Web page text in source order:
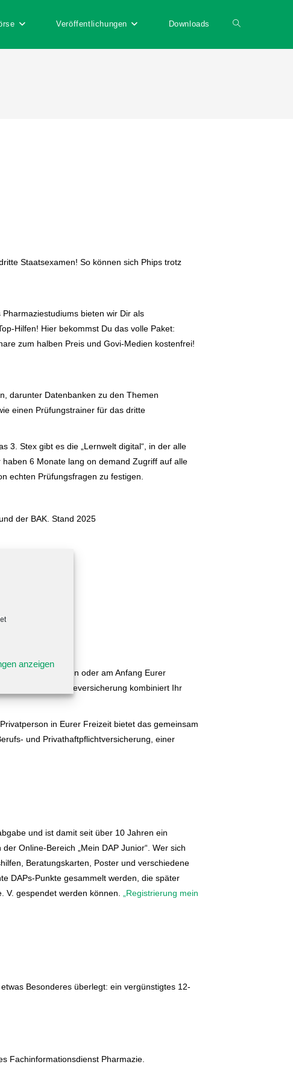
anzeigen
Veröffentlichungen Downloads
Staatsexamen! So können sich Phips trotz
bieten wir Dir als
Hilfen! Hier bekommst Du das volle Paket:
zum halben Preis und Govi-Medien kostenfrei!
darunter Datenbanken zu den Themen
einen Prüfungstrainer für das dritte
3. Stex gibt es die „Lernwelt digital“, in der alle
haben 6 Monate lang on demand Zugriff auf alle
echten Prüfungsfragen zu festigen.
der BAK. Stand 2025
lassen
in den Prüfungen oder am Anfang Eurer
Deutschen Ärzteversicherung kombiniert Ihr
in Eurer Freizeit bietet das gemeinsam
und Privathaftpflichtversicherung, einer
und ist damit seit über 10 Jahren ein
Online-Bereich „Mein DAP Junior“. Wer sich
Beratungskarten, Poster und verschiedene
DAPs-Punkte gesammelt werden, die später
V. gespendet werden können.
„Registrierung mein
Besonderes überlegt: ein vergünstigtes 12-
Fachinformationsdienst Pharmazie.